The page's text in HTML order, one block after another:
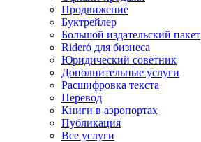
Продвижение
Буктрейлер
Большой издательский пакет
Rideró для бизнеса
Юридический советник
Дополнительные услуги
Расшифровка текста
Перевод
Книги в аэропортах
Публикация
Все услуги